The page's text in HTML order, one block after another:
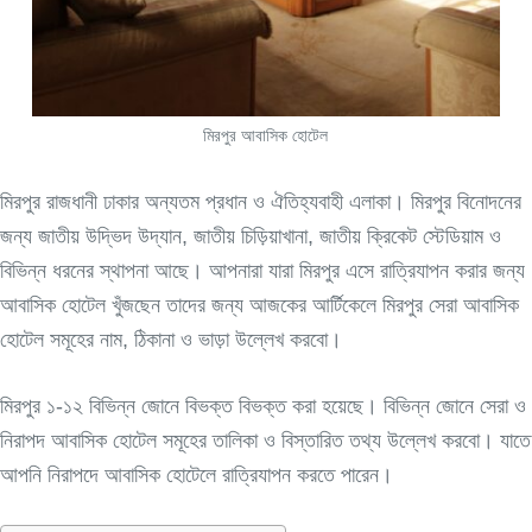
মিরপুর আবাসিক হোটেল
মিরপুর রাজধানী ঢাকার অন্যতম প্রধান ও ঐতিহ্যবাহী এলাকা। মিরপুর বিনোদনের
জন্য জাতীয় উদ্ভিদ উদ্যান, জাতীয় চিড়িয়াখানা, জাতীয় ক্রিকেট স্টেডিয়াম ও
বিভিন্ন ধরনের স্থাপনা আছে। আপনারা যারা মিরপুর এসে রাত্রিযাপন করার জন্য
আবাসিক হোটেল খুঁজছেন তাদের জন্য আজকের আর্টিকেলে মিরপুর সেরা আবাসিক
হোটেল সমূহের নাম, ঠিকানা ও ভাড়া উল্লেখ করবো।
মিরপুর ১-১২ বিভিন্ন জোনে বিভক্ত বিভক্ত করা হয়েছে। বিভিন্ন জোনে সেরা ও
নিরাপদ আবাসিক হোটেল সমূহের তালিকা ও বিস্তারিত তথ্য উল্লেখ করবো। যাতে
আপনি নিরাপদে আবাসিক হোটেলে রাত্রিযাপন করতে পারেন।